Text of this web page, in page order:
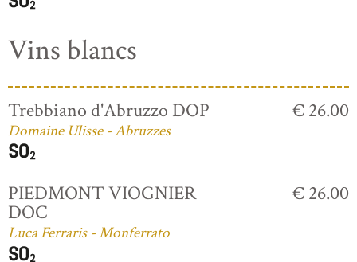
Vins blancs
Trebbiano d'Abruzzo DOP
Domaine Ulisse - Abruzzes
€ 26.00
PIEDMONT VIOGNIER
DOC
Luca Ferraris - Monferrato
€ 26.00